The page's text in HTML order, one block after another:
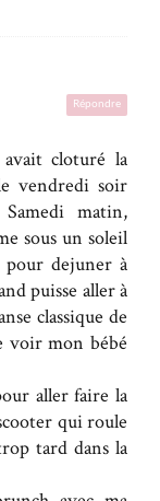
Répondre
cloturé la
vendredi soir
matin,
sous un soleil
dejuner à
puisse aller à
classique de
voir mon bébé
aller faire la
qui roule
tard dans la